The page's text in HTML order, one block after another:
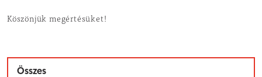
Köszönjük megértésüket!
Összes